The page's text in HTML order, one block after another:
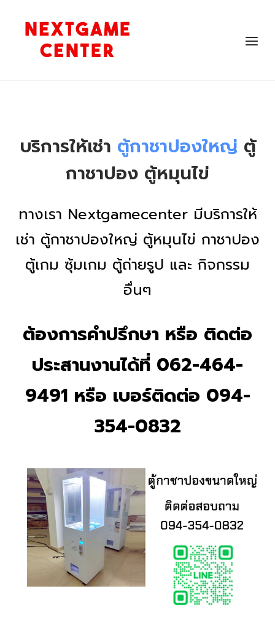
content
Home
Menu
บริการให้เช่า ตู้กาชาปองใหญ่ ตู้
กาชาปอง ตู้หมุนไข่
ทางเรา Nextgamecenter มีบริการให้
เช่า ตู้กาชาปองใหญ่ ตู้หมุนไข่ กาชาปอง
ตู้เกม ซุ้มเกม ตู้ถ่ายรูป และ กิจกรรม
อื่นๆ
ต้องการคำปรึกษา หรือ ติดต่อ
ประสานงานได้ที่ 062-464-
9491 หรือ เบอร์ติดต่อ 094-
354-0832